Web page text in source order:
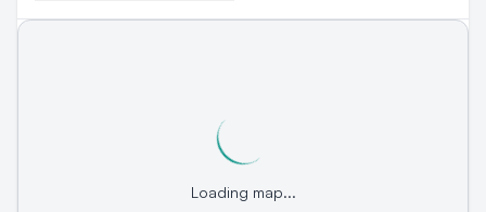
Loading map...